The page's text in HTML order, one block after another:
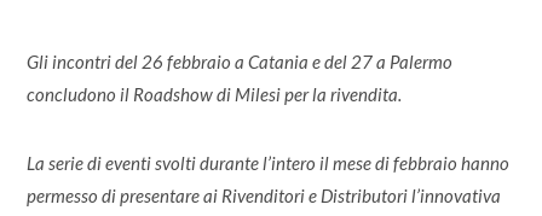
Gli incontri del 26 febbraio a Catania e del 27 a Palermo
concludono il Roadshow di Milesi per la rivendita.
La serie di eventi svolti durante l’intero il mese di febbraio hanno
permesso di presentare ai Rivenditori e Distributori l’innovativa